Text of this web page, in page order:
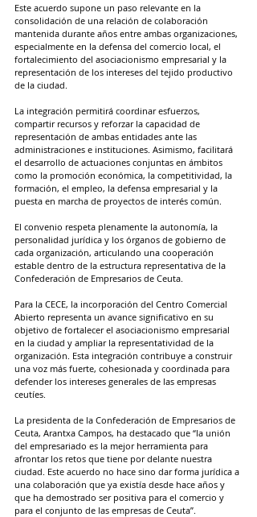
Este acuerdo supone un paso relevante en la
consolidación de una relación de colaboración
mantenida durante años entre ambas organizaciones,
especialmente en la defensa del comercio local, el
fortalecimiento del asociacionismo empresarial y la
representación de los intereses del tejido productivo
de la ciudad.
La integración permitirá coordinar esfuerzos,
compartir recursos y reforzar la capacidad de
representación de ambas entidades ante las
administraciones e instituciones. Asimismo, facilitará
el desarrollo de actuaciones conjuntas en ámbitos
como la promoción económica, la competitividad, la
formación, el empleo, la defensa empresarial y la
puesta en marcha de proyectos de interés común.
El convenio respeta plenamente la autonomía, la
personalidad jurídica y los órganos de gobierno de
cada organización, articulando una cooperación
estable dentro de la estructura representativa de la
Confederación de Empresarios de Ceuta.
Para la CECE, la incorporación del Centro Comercial
Abierto representa un avance significativo en su
objetivo de fortalecer el asociacionismo empresarial
en la ciudad y ampliar la representatividad de la
organización. Esta integración contribuye a construir
una voz más fuerte, cohesionada y coordinada para
defender los intereses generales de las empresas
ceutíes.
La presidenta de la Confederación de Empresarios de
Ceuta, Arantxa Campos, ha destacado que “la unión
del empresariado es la mejor herramienta para
afrontar los retos que tiene por delante nuestra
ciudad. Este acuerdo no hace sino dar forma jurídica a
una colaboración que ya existía desde hace años y
que ha demostrado ser positiva para el comercio y
para el conjunto de las empresas de Ceuta”.